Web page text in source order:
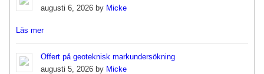
augusti 6, 2026 by Micke
Läs mer
Offert på geoteknisk markundersökning
augusti 5, 2026 by Micke